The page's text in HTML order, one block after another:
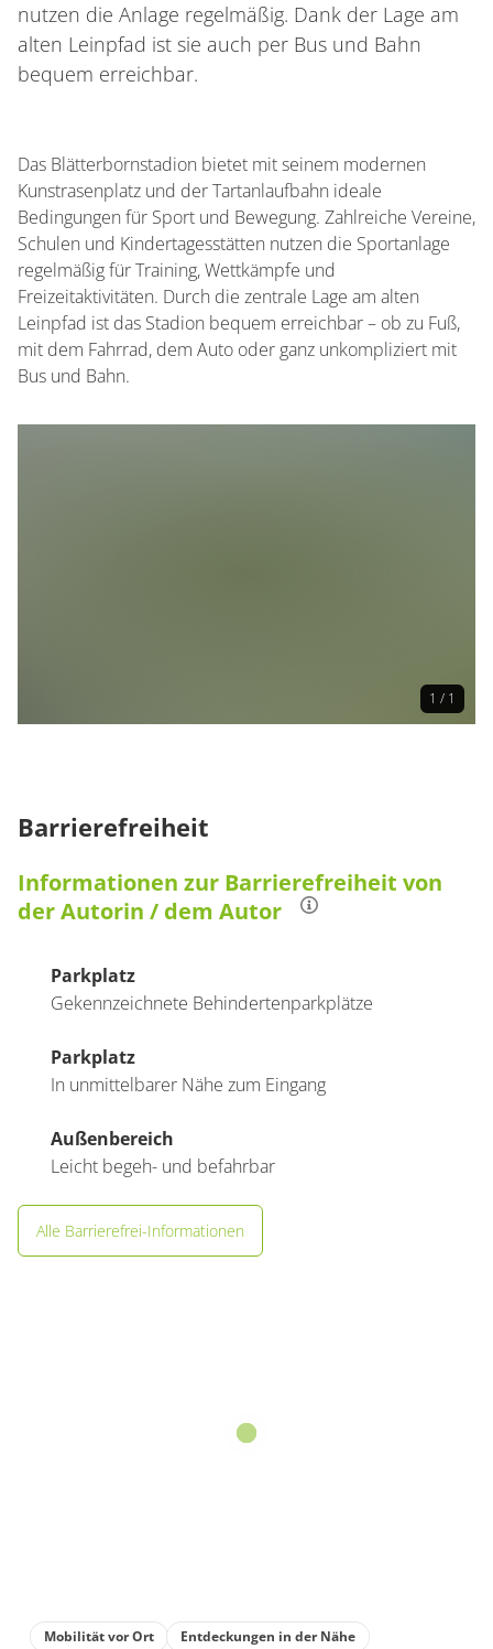
nutzen die Anlage regelmäßig. Dank der Lage am
alten Leinpfad ist sie auch per Bus und Bahn
bequem erreichbar.
Das Blätterbornstadion bietet mit seinem modernen
Kunstrasenplatz und der Tartanlaufbahn ideale
Bedingungen für Sport und Bewegung. Zahlreiche Vereine,
Schulen und Kindertagesstätten nutzen die Sportanlage
regelmäßig für Training, Wettkämpfe und
Freizeitaktivitäten. Durch die zentrale Lage am alten
Leinpfad ist das Stadion bequem erreichbar – ob zu Fuß,
mit dem Fahrrad, dem Auto oder ganz unkompliziert mit
Bus und Bahn.
1 / 1
Barrierefreiheit
Informationen zur Barrierefreiheit von
der Autorin / dem Autor
Parkplatz
Gekennzeichnete Behindertenparkplätze
Parkplatz
In unmittelbarer Nähe zum Eingang
Außenbereich
Leicht begeh- und befahrbar
Alle Barrierefrei-Informationen
Mobilität vor Ort Entdeckungen in der Nähe